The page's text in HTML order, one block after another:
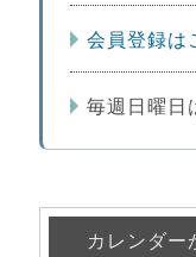
会員登録は
毎週日曜日
カレンダー